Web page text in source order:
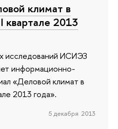
климат в
квартале 2013
исследований ИСИЭЗ
информационно-
«Деловой климат в
2013 года».
5 декабря 2013